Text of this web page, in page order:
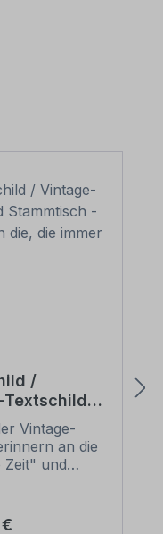
/
- hier
die immer
Vintage-
an die
Zeit" und
Sind
Preis: